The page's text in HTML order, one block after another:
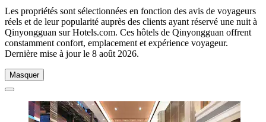
Les propriétés sont sélectionnées en fonction des avis de voyageurs
réels et de leur popularité auprès des clients ayant réservé une nuit à
Qinyongguan sur Hotels.com. Ces hôtels de Qinyongguan offrent
constamment confort, emplacement et expérience voyageur.
Dernière mise à jour le 8 août 2026.
Masquer